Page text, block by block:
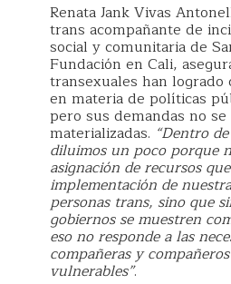
Renata Jank Vivas
trans acompañante de
social y comunitaria de
Fundación en Cali,
transexuales han logrado
en materia de políticas
pero sus demandas no
materializadas. “Dentro
diluimos un poco porque
asignación de recursos
implementación de
personas trans, sino que
gobiernos se muestren
eso no responde a las
compañeras y
vulnerables”.